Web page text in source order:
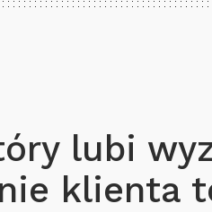
lubi
klienta